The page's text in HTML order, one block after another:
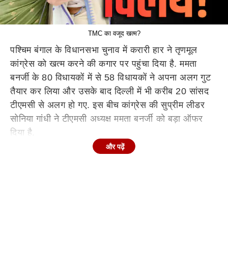
TMC का वजूद खत्म?
पश्चिम बंगाल के विधानसभा चुनाव में करारी हार ने तृणमूल
कांग्रेस को खत्म करने की कगार पर पहुंचा दिया है. ममता
बनर्जी के 80 विधायकों में से 58 विधायकों ने अपना अलग गुट
तैयार कर लिया और उसके बाद दिल्ली में भी करीब 20 सांसद
टीएमसी से अलग हो गए. इस बीच कांग्रेस की सुप्रीम लीडर
सोनिया गांधी ने टीएमसी अध्यक्ष ममता बनर्जी को बड़ा ऑफर
दिया है.
Continues below advertisement
और पढ़ें